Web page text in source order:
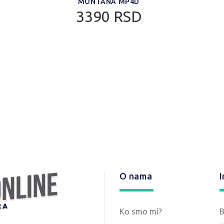
3390 RSD
O nama
Ko smo mi?